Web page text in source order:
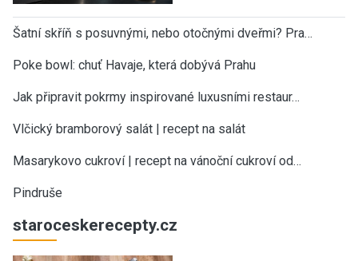
Šatní skříň s posuvnými, nebo otočnými dveřmi? Pra…
Poke bowl: chuť Havaje, která dobývá Prahu
Jak připravit pokrmy inspirované luxusními restaur…
Vlčický bramborový salát | recept na salát
Masarykovo cukroví | recept na vánoční cukroví od…
Pindruše
staroceskerecepty.cz